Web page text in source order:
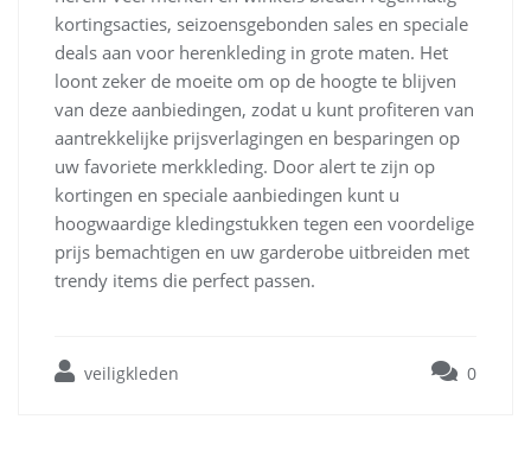
kortingsacties, seizoensgebonden sales en speciale
deals aan voor herenkleding in grote maten. Het
loont zeker de moeite om op de hoogte te blijven
van deze aanbiedingen, zodat u kunt profiteren van
aantrekkelijke prijsverlagingen en besparingen op
uw favoriete merkkleding. Door alert te zijn op
kortingen en speciale aanbiedingen kunt u
hoogwaardige kledingstukken tegen een voordelige
prijs bemachtigen en uw garderobe uitbreiden met
trendy items die perfect passen.
veiligkleden 0